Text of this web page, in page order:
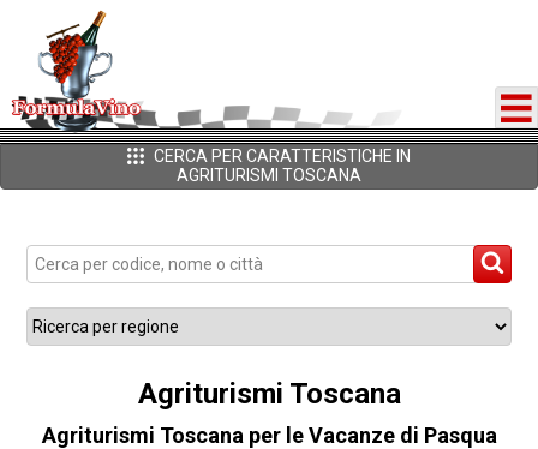
Agriturismi Toscana
Agriturismi Toscana per le Vacanze di Pasqua
CERCA PER CARATTERISTICHE IN
AGRITURISMI TOSCANA